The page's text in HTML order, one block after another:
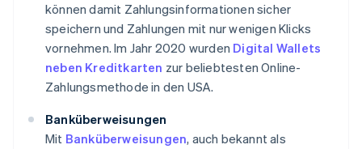
können damit Zahlungsinformationen sicher
speichern und Zahlungen mit nur wenigen Klicks
vornehmen. Im Jahr 2020 wurden Digital Wallets
neben Kreditkarten zur beliebtesten Online-
Zahlungsmethode in den USA.
Banküberweisungen
Mit Banküberweisungen, auch bekannt als